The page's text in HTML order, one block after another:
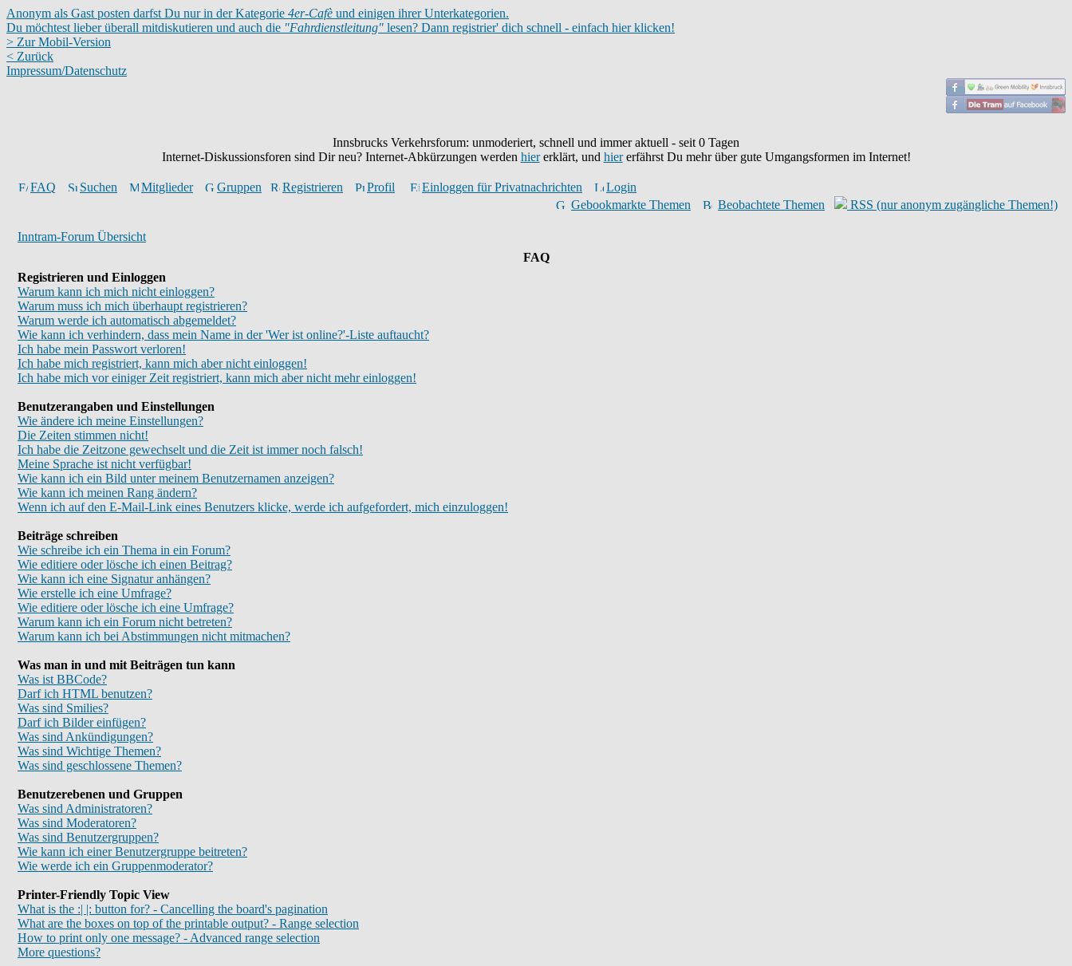
Anonym als Gast posten darfst Du nur in der Kategorie 4er-Cafè und einigen ihrer Unterkategorien.
Du möchtest lieber überall mitdiskutieren und auch die "Fahrdienstleitung" lesen? Dann registrier' dich schnell - einfach hier klicken!
> Zur Mobil-Version
< Zurück
Impressum/Datenschutz
Innsbrucks Verkehrsforum: unmoderiert, schnell und immer aktuell - seit 0 Tagen
Internet-Diskussionsforen sind Dir neu? Internet-Abkürzungen werden hiererklärt, und hiererfährst Du mehr über gute Umgangsformen im Internet!
FAQ Suchen Mitglieder Gruppen Registrieren Profil Einloggen für Privatnachrichten
Login
Gebookmarkte Themen
Beobachtete Themen RSS (nur anonym zugängliche Themen!)
Inntram-Forum Übersicht
FAQ
Registrieren und Einloggen
Warum kann ich mich nicht einloggen?
Warum muss ich mich überhaupt registrieren?
Warum werde ich automatisch abgemeldet?
Wie kann ich verhindern, dass mein Name in der 'Wer ist online?'-Liste auftaucht?
Ich habe mein Passwort verloren!
Ich habe mich registriert, kann mich aber nicht einloggen!
Ich habe mich vor einiger Zeit registriert, kann mich aber nicht mehr einloggen!
Benutzerangaben und Einstellungen
Wie ändere ich meine Einstellungen?
Die Zeiten stimmen nicht!
Ich habe die Zeitzone gewechselt und die Zeit ist immer noch falsch!
Meine Sprache ist nicht verfügbar!
Wie kann ich ein Bild unter meinem Benutzernamen anzeigen?
Wie kann ich meinen Rang ändern?
Wenn ich auf den E-Mail-Link eines Benutzers klicke, werde ich aufgefordert, mich einzuloggen!
Beiträge schreiben
Wie schreibe ich ein Thema in ein Forum?
Wie editiere oder lösche ich einen Beitrag?
Wie kann ich eine Signatur anhängen?
Wie erstelle ich eine Umfrage?
Wie editiere oder lösche ich eine Umfrage?
Warum kann ich ein Forum nicht betreten?
Warum kann ich bei Abstimmungen nicht mitmachen?
Was man in und mit Beiträgen tun kann
Was ist BBCode?
Darf ich HTML benutzen?
Was sind Smilies?
Darf ich Bilder einfügen?
Was sind Ankündigungen?
Was sind Wichtige Themen?
Was sind geschlossene Themen?
Benutzerebenen und Gruppen
Was sind Administratoren?
Was sind Moderatoren?
Was sind Benutzergruppen?
Wie kann ich einer Benutzergruppe beitreten?
Wie werde ich ein Gruppenmoderator?
Printer-Friendly Topic View
What is the :| |: button for? - Cancelling the board's pagination
What are the boxes on top of the printable output? - Range selection
How to print only one message? - Advanced range selection
More questions?